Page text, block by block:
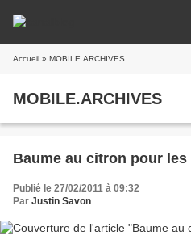
Accueil » MOBILE.ARCHIVES
MOBILE.ARCHIVES
Baume au citron pour les
Publié le 27/02/2011 à 09:32
Par Justin Savon